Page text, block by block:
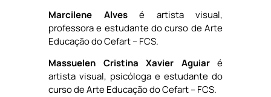
Marcilene Alvesé artista visual,
professora e estudante do curso de Arte
Educação do Cefart – FCS.
Massuelen Cristina Xavier Aguiaré
artista visual, psicóloga e estudante do
curso de Arte Educação do Cefart – FCS.